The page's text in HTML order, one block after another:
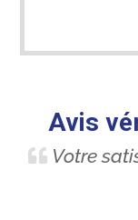
Avis
Votre